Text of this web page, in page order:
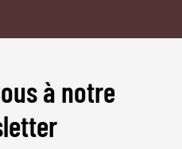
à notre